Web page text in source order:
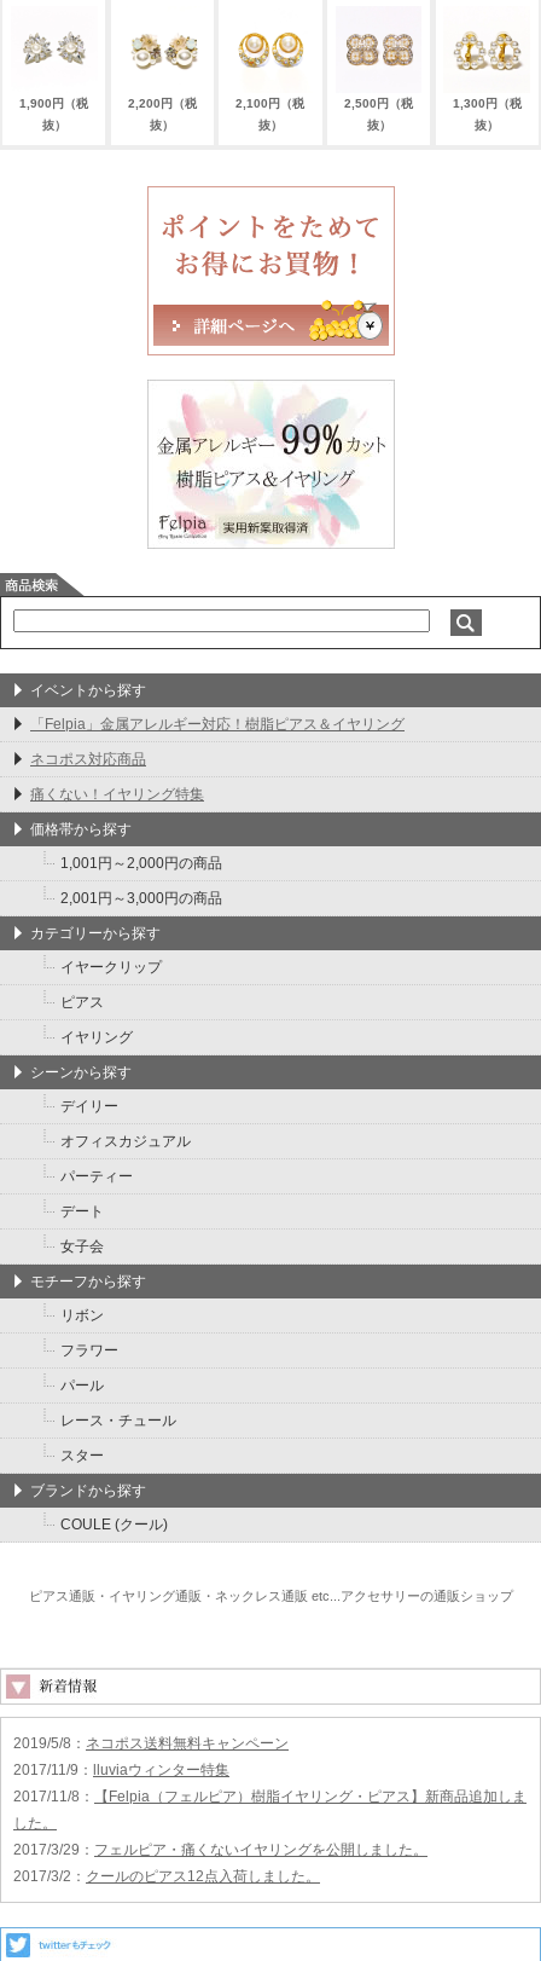
1,900円（税
抜）
2,200円（税
抜）
2,100円（税
抜）
2,500円（税
抜）
1,300円（税
抜）
イベントから探す
「Felpia」金属アレルギー対応！樹脂ピアス＆イヤリング
ネコポス対応商品
痛くない！イヤリング特集
価格帯から探す
1,001円～2,000円の商品
2,001円～3,000円の商品
カテゴリーから探す
イヤークリップ
ピアス
イヤリング
シーンから探す
デイリー
オフィスカジュアル
パーティー
デート
女子会
モチーフから探す
リボン
フラワー
パール
レース・チュール
スター
ブランドから探す
COULE (クール)
ピアス通販・イヤリング通販・ネックレス通販 etc...アクセサリーの通販ショップ
2019/5/8 ： ネコポス送料無料キャンペーン
2017/11/9 ：
lluviaウィンター特集
2017/11/8 ：
【Felpia（フェルピア）樹脂イヤリング・ピアス】新商品追加しま
した。
2017/3/29 ： フェルピア・痛くないイヤリングを公開しました。
2017/3/2 ： クールのピアス12点入荷しました。